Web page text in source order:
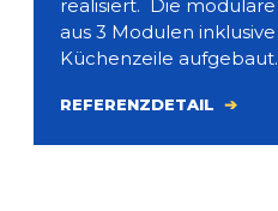
realisiert. Die
aus 3 Modulen
Küchenzeile aufgebaut.
REFERENZDETAIL